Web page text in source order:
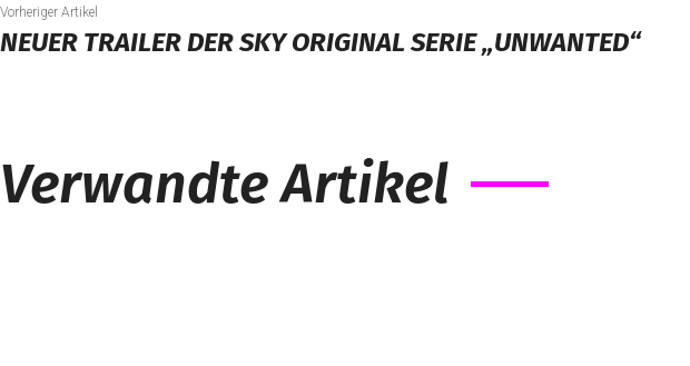
Vorheriger Artikel
NEUER TRAILER DER SKY ORIGINAL SERIE „UNWANTED“
Verwandte Artikel